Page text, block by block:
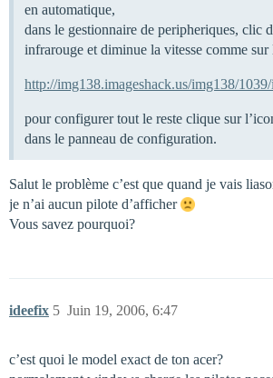
en automatique,
dans le gestionnaire de peripheriques, clic
infrarouge et diminue la vitesse comme sur
http://img138.imageshack.us/img138/
pour configurer tout le reste clique sur
dans le panneau de configuration.
Salut le problème c’est que quand je vais
je n’ai aucun pilote d’afficher
Vous savez pourquoi?
ideefix Juin 19, 2006, 6:47
5
c’est quoi le model exact de ton acer?